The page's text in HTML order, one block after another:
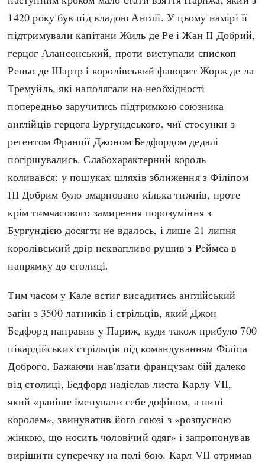
Америка
А(нта)рктика
Африка
Європа
Всі статті
Визначальні події
#Хештеги
Автори
done
1420 року був під владою Англії. У цьому намірі її
підтримували капітани Жиль де Ре і Жан II Добрий,
герцог Алансонський, проти виступали єпископ
Реньо де Шартр і королівський фаворит Жорж де ла
Тремуйль, які наполягали на необхідності
попередньо заручитись підтримкою союзника
англійців герцога Бургундського, чиї стосунки з
регентом Франції Джоном Бедфордом дедалі
погіршувались. Слабохарактерний король
коливався: у пошуках шляхів зближення з Філіпом
III Добрим було змарновано кілька тижнів, проте
крім тимчасового замирення порозуміння з
Бургундією досягти не вдалось, і лише21 липня
королівський двір неквапливо рушив з Реймса в
напрямку до столиці.
Тим часом у Кале встиг висадитись англійський
загін з 3500 латників і стрільців, який Джон
Бедфорд направив у Париж, куди також прибуло 700
пікардійських стрільців під командуванням Філіпа
Доброго. Бажаючи нав'язати французам бій далеко
від столиці, Бедфорд надіслав листа Карлу VII,
який «раніше іменували себе дофіном, а нині
королем», звинуватив його союзі з «розпусною
жінкою, що носить чоловічий одяг» і запропонував
вирішити суперечку на полі бою. Карл VII отримав